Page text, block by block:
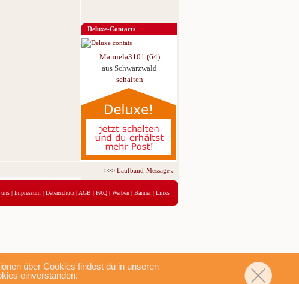
über Cookies findest du in unseren
einverstanden.
Deluxe-Contacts
Manuela3101 (64)
aus Schwarzwald
schalten
>>>Laufband-Message ab nur 5,95 € für 3 Tage!
uns | Impressum | Datenschutz | AGB | FAQ | Werben | Banner| Links